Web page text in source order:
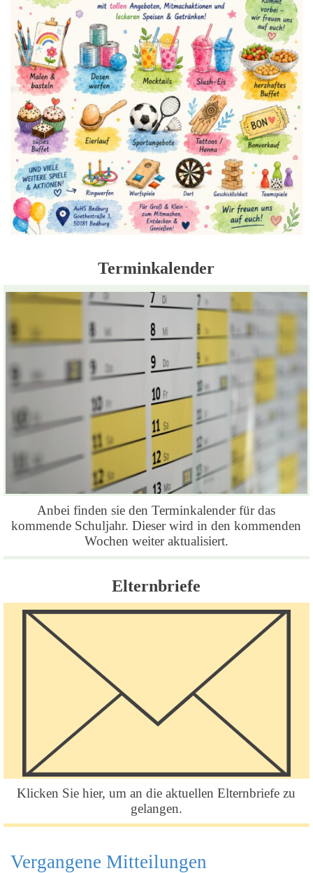
Terminkalender
Anbei finden sie den Terminkalender für das
kommende Schuljahr. Dieser wird in den kommenden
Wochen weiter aktualisiert.
Elternbriefe
Klicken Sie hier, um an die aktuellen Elternbriefe zu
gelangen.
Vergangene Mitteilungen